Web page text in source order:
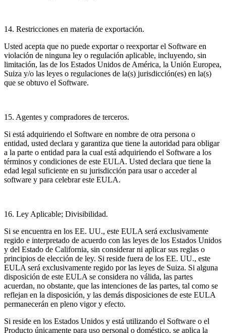
14. Restricciones en materia de exportación.
Usted acepta que no puede exportar o reexportar el Software en
violación de ninguna ley o regulación aplicable, incluyendo, sin
limitación, las de los Estados Unidos de América, la Unión Europea,
Suiza y/o las leyes o regulaciones de la(s) jurisdicción(es) en la(s)
que se obtuvo el Software.
15. Agentes y compradores de terceros.
Si está adquiriendo el Software en nombre de otra persona o
entidad, usted declara y garantiza que tiene la autoridad para obligar
a la parte o entidad para la cual está adquiriendo el Software a los
términos y condiciones de este EULA. Usted declara que tiene la
edad legal suficiente en su jurisdicción para usar o acceder al
software y para celebrar este EULA.
16. Ley Aplicable; Divisibilidad.
Si se encuentra en los EE. UU., este EULA será exclusivamente
regido e interpretado de acuerdo con las leyes de los Estados Unidos
y del Estado de California, sin considerar ni aplicar sus reglas o
principios de elección de ley. Si reside fuera de los EE. UU., este
EULA será exclusivamente regido por las leyes de Suiza. Si alguna
disposición de este EULA se considera no válida, las partes
acuerdan, no obstante, que las intenciones de las partes, tal como se
reflejan en la disposición, y las demás disposiciones de este EULA
permanecerán en pleno vigor y efecto.
Si reside en los Estados Unidos y está utilizando el Software o el
Producto únicamente para uso personal o doméstico, se aplica la